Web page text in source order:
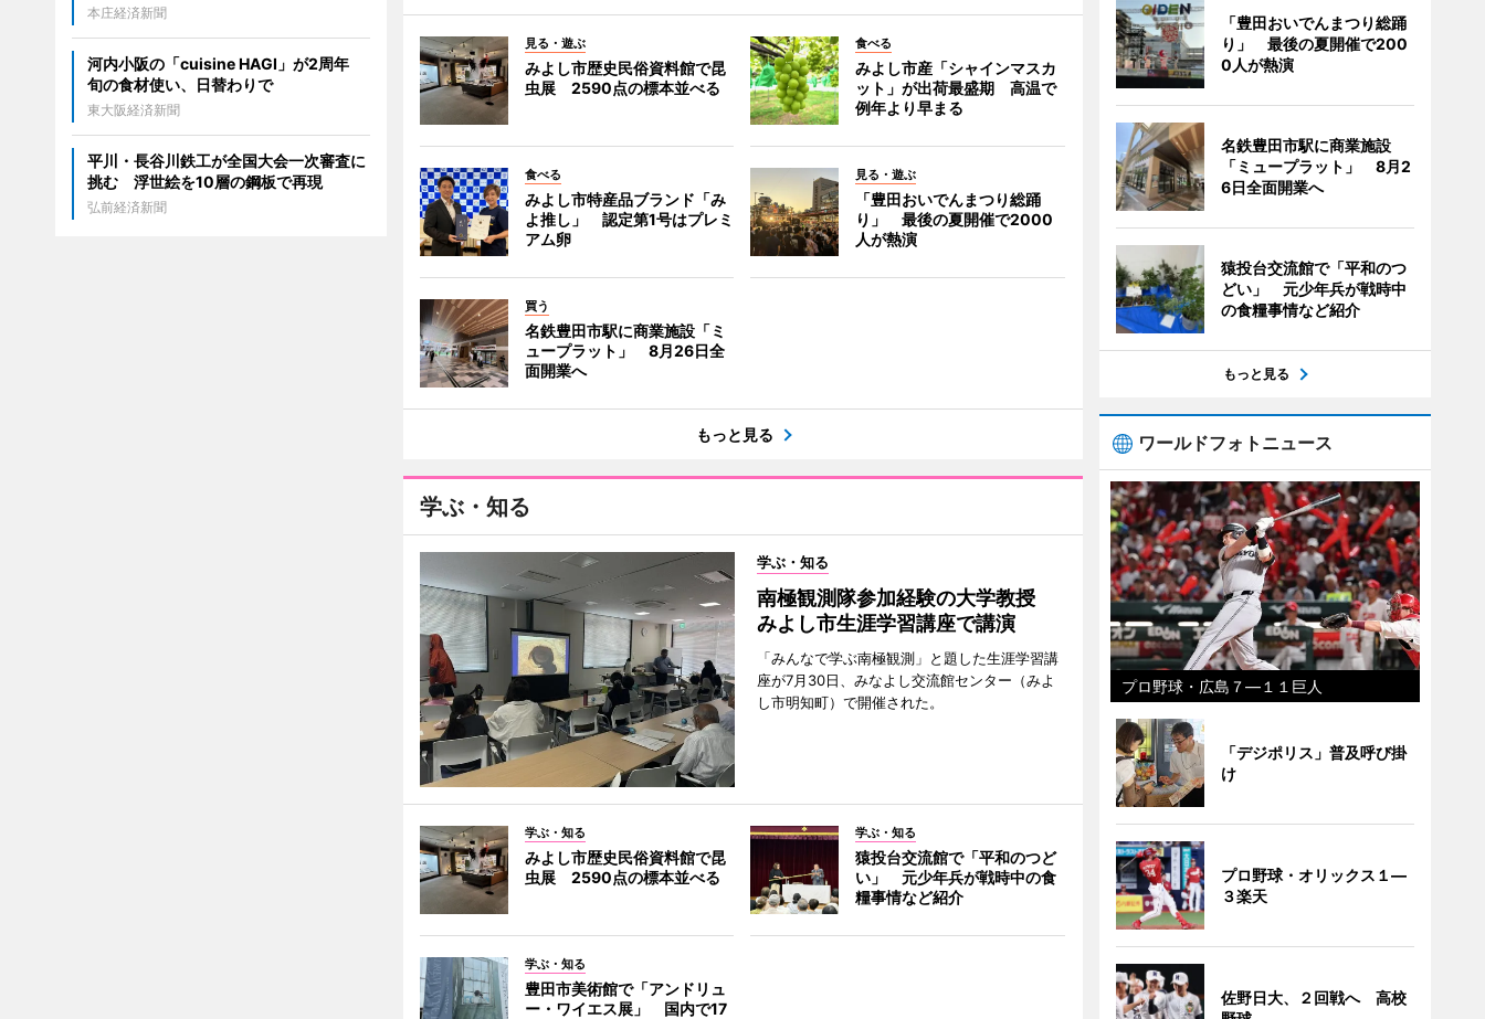
見る・遊ぶ
みよし市歴史民俗資料館で昆
虫展 2590点の標本並べる
食べる
みよし市産「シャインマスカ
ット」が出荷最盛期 高温で
例年より早まる
食べる
みよし市特産品ブランド「み
よ推し」 認定第1号はプレミ
アム卵
見る・遊ぶ
「豊田おいでんまつり総踊
り」 最後の夏開催で2000
人が熱演
買う
名鉄豊田市駅に商業施設「ミ
ュープラット」 8月26日全
面開業へ
もっと見る
学ぶ・知る
学ぶ・知る
南極観測隊参加経験の大学教授
みよし市生涯学習講座で講演
「みんなで学ぶ南極観測」と題した生涯学習講
座が7月30日、みなよし交流館センター（みよ
し市明知町）で開催された。
学ぶ・知る
みよし市歴史民俗資料館で昆
虫展 2590点の標本並べる
学ぶ・知る
猿投台交流館で「平和のつど
い」 元少年兵が戦時中の食
糧事情など紹介
学ぶ・知る
豊田市美術館で「アンドリュ
ー・ワイエス展」 国内で17
本庄経済新聞
河内小阪の「cuisine HAGI」が2周年
旬の食材使い、日替わりで
東大阪経済新聞
平川・長谷川鉄工が全国大会一次審査に
挑む 浮世絵を10層の鋼板で再現
弘前経済新聞
「豊田おいでんまつり総踊
り」 最後の夏開催で200
0人が熱演
名鉄豊田市駅に商業施設
「ミュープラット」 8月2
6日全面開業へ
猿投台交流館で「平和のつ
どい」 元少年兵が戦時中
の食糧事情など紹介
もっと見る
ワールドフォトニュース
プロ野球・広島７―１１巨人
「デジポリス」普及呼び掛
け
プロ野球・オリックス１―
３楽天
佐野日大、２回戦へ 高校